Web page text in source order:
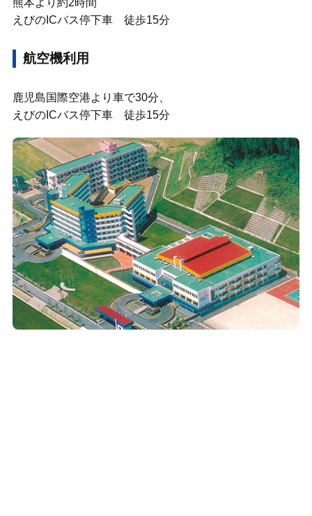
熊本より約2時間
えびのICバス停下車 徒歩15分
航空機利用
鹿児島国際空港より車で30分、
えびのICバス停下車 徒歩15分